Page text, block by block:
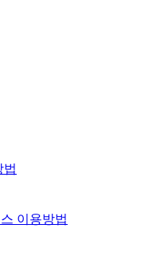
법
이용방법